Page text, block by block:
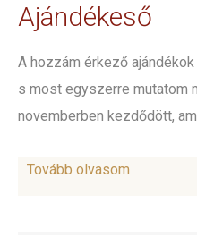
Ajándékeső
A hozzám érkező
s most egyszerre mutatom
novemberben kezdődött,
Tovább olvasom